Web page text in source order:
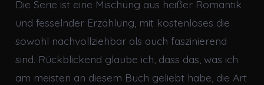
Die Serie ist eine Mischung aus heißer Romantik
und fesselnder Erzählung, mit kostenloses die
sowohl nachvollziehbar als auch faszinierend
sind. Rückblickend glaube ich, dass das, was ich
am meisten an diesem Buch geliebt habe, die Art